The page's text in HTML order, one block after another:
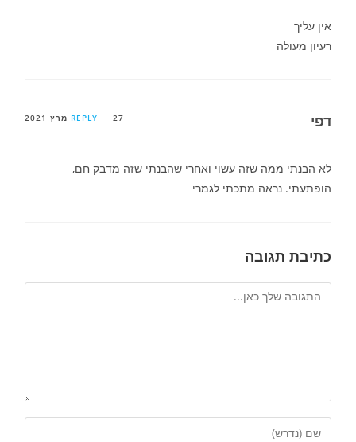
אין עליך
רעיון מעולה
דפי REPLY 27 מרץ 2021
לא הבנתי ממה שזה עשוי ואחרי שהבנתי שזה מדבק חם,
הופתעתי. נראה מתכתי לגמרי
כתיבת תגובה